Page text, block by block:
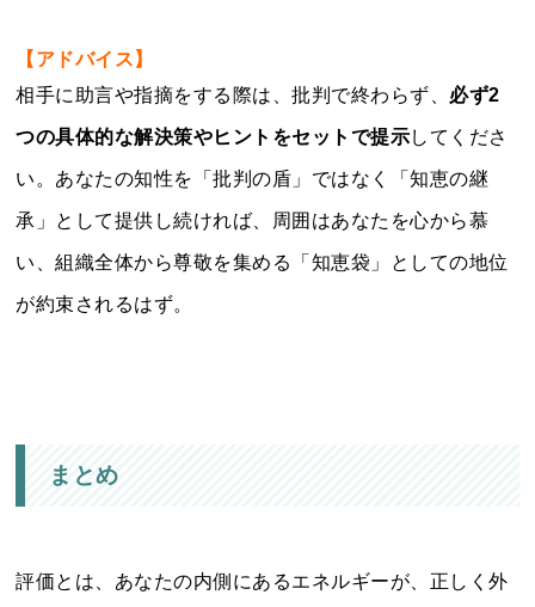
【アドバイス】
相手に助言や指摘をする際は、批判で終わらず、 必ず2
つの具体的な解決策やヒントをセットで提示してくださ
い。あなたの知性を「批判の盾」ではなく「知恵の継
承」として提供し続ければ、周囲はあなたを心から慕
い、組織全体から尊敬を集める「知恵袋」としての地位
が約束されるはず。
まとめ
評価とは、あなたの内側にあるエネルギーが、正しく外